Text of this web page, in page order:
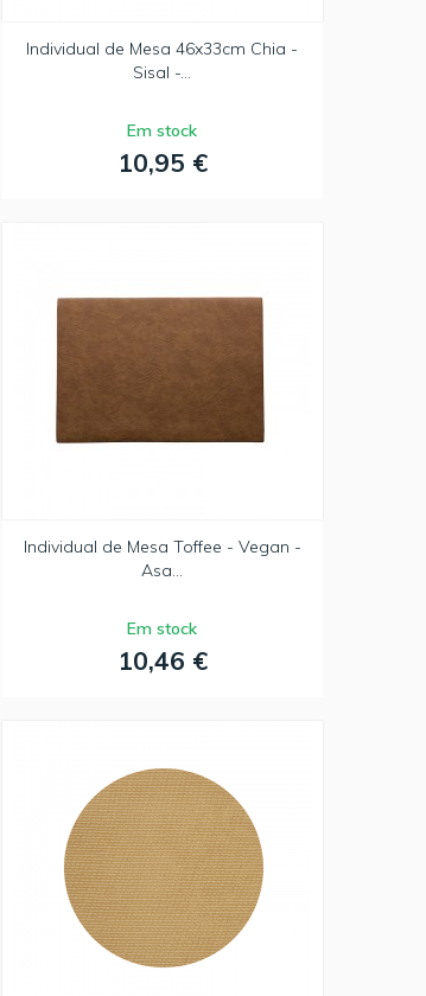
Individual de Mesa 46x33cm Chia -
Sisal -...
Em stock
10,95 €
Individual de Mesa Toffee - Vegan -
Asa...
Em stock
10,46 €